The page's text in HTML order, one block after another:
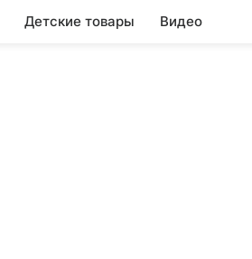
Детские товары Видео